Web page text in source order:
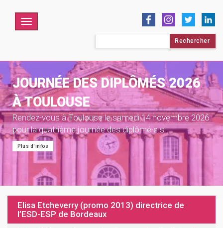
Menu
JOURNÉE DES DIPLÔMÉS 2026
À TOULOUSE
Rendez-vous à Toulouse le samedi 14 novembre 2026
pour la quatrième journée des diplômé·e·s !
Plus d'infos
Elisa Etcheverry (promo 2013) directrice de
l’ESD-ESP de Bordeaux